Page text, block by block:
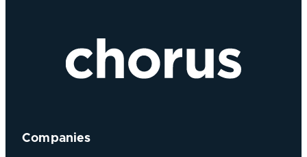
Companies